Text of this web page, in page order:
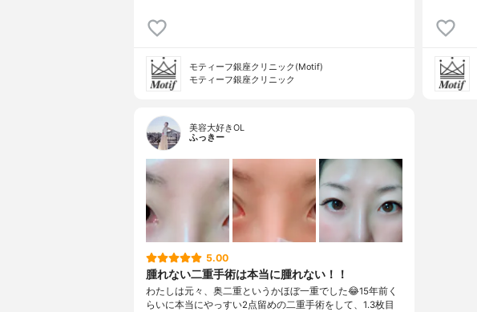
モティーフ銀座クリニック(Motif)
モティーフ銀座クリニック
美容大好きOL
ふっきー
5.00
腫れない二重手術は本当に腫れない！！
わたしは元々、奥二重というかほぼ一重でした😂15年前く
らいに本当にやっすい2点留めの二重手術をして、1.3枚目